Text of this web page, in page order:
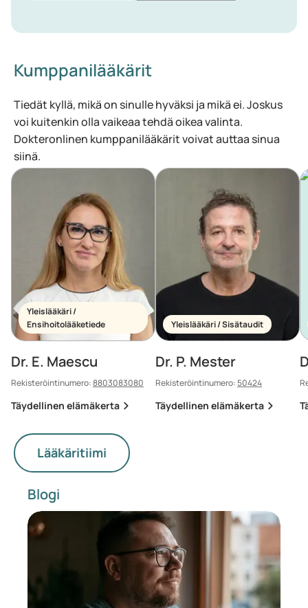
Kumppanilääkärit
Tiedät kyllä, mikä on sinulle hyväksi ja mikä ei. Joskus
voi kuitenkin olla vaikeaa tehdä oikea valinta.
Dokteronlinen kumppanilääkärit voivat auttaa sinua
siinä.
Yleislääkäri /
Ensihoitolääketiede
Dr. E. Maescu
Rekisteröintinumero:8803083080
Täydellinen elämäkerta
Yleislääkäri / Sisätaudit
Dr. P. Mester
Rekisteröintinumero:50424
Täydellinen elämäkerta
Lääkäritiimi
Blogi